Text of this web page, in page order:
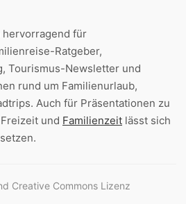
für
Ratgeber,
Tourismus-Newsletter und
rund um Familienurlaub,
Auch für Präsentationen zu
und Familienzeit lässt sich
Creative Commons Lizenz